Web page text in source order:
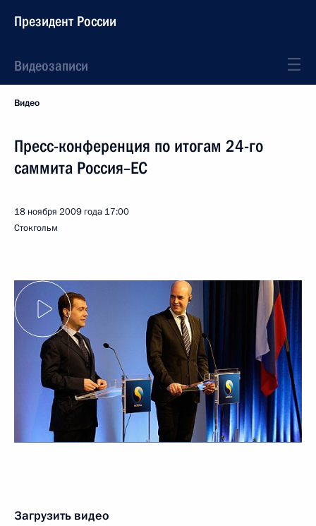
Президент России
Видеозаписи
Видео
Пресс-конференция по итогам 24-го
саммита Россия–ЕС
18 ноября 2009 года 17:00
Стокгольм
Загрузить видео